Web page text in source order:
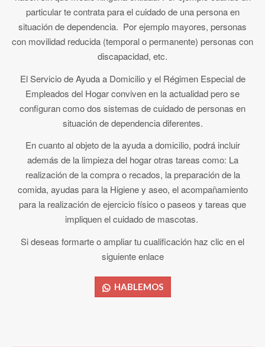
particular te contrata para el cuidado de una persona en
situación de dependencia. Por ejemplo mayores, personas
con movilidad reducida (temporal o permanente) personas con
discapacidad, etc.
El Servicio de Ayuda a Domicilio y el Régimen Especial de
Empleados del Hogar conviven en la actualidad pero se
configuran como dos sistemas de cuidado de personas en
situación de dependencia diferentes.
En cuanto al objeto de la ayuda a domicilio, podrá incluir
además de la limpieza del hogar otras tareas como: La
realización de la compra o recados, la preparación de la
comida, ayudas para la Higiene y aseo, el acompañamiento
para la realización de ejercicio físico o paseos y tareas que
impliquen el cuidado de mascotas.
Si deseas formarte o ampliar tu cualificación haz clic en el
siguiente enlace
HABLEMOS